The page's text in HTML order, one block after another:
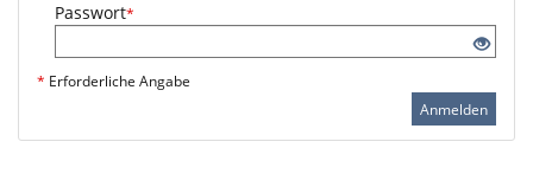
Passwort*
* Erforderliche Angabe
Anmelden